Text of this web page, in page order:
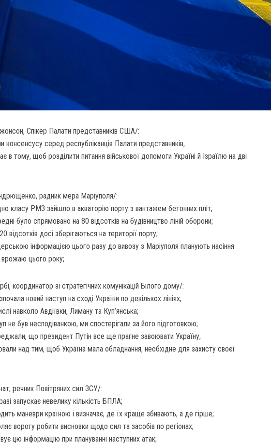
Спікер Палати представників США/:
консенсусу серед республіканців Палати представників;
в тому, щоб розділити питання військової допомоги Україні й Ізраїлю на дві
радник мера Маріуполя/:
класу РМ3 зайшло в акваторію порту з вантажем бетонних пліт;
було спрямовано на 80 відсотків на будівництво ліній оборони;
відсотків досі зберігаються на території порту;
інформацією цього разу до вивозу з Маріуполя планують насіння
цього року;
координатор зі стратегічних комунікацій Білого дому/:
новий наступ на сході України по декількох лініях;
навколо Авдіївки, Лиману та Куп’янська;
не був несподіванкою, ми спостерігали за його підготовкою;
що президент Путін все ще прагне завоювати Україну;
над тим, щоб Україна мала обладнання, необхідне для захисту своєї
речник Повітряних сил ЗСУ/:
запускає невелику кількість БПЛА;
маневри країною і визначає, де їх краще збивають, а де гірше;
ворогу робити висновки щодо сил та засобів по регіонах;
цю інформацію при плануванні наступних атак;